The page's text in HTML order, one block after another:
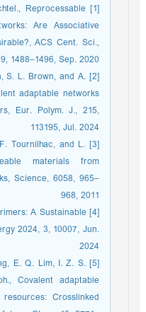
Reprocessable
Are Associative
ACS Cent. Sci.,
9, 1488–1496, Sep. 2020
S. L. Brown, and A.
adaptable networks
Eur. Polym. J., 215,
113195, Jul. 2024
F. Tournilhac, and L.
materials from
Science, 6058, 965–
968, 2011
A Sustainable
2024, 3, 10007, Jun.
2024
E. Q. Lim, I. Z. S.
Covalent adaptable
Crosslinked